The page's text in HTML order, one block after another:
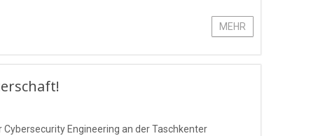
MEHR
Engineering an der Taschkenter